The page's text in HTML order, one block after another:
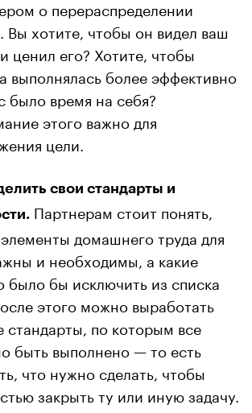
о перераспределении
Вы хотите, чтобы он видел ваш
ценил его? Хотите, чтобы
выполнялась более эффективно
было время на себя?
этого важно для
цели.
свои стандарты и
Партнерам стоит понять,
домашнего труда для
и необходимы, а какие
было бы исключить из списка
этого можно выработать
стандарты, по которым все
быть выполнено — то есть
что нужно сделать, чтобы
закрыть ту или иную задачу.